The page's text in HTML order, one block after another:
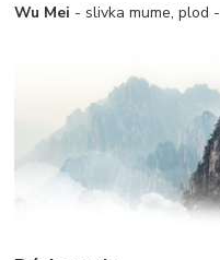
Wu Mei - slivka mume, plod -